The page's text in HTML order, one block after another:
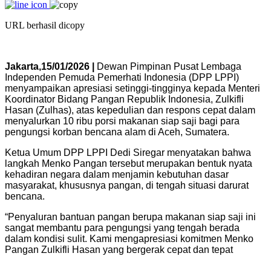
URL berhasil dicopy
Jakarta,15/01/2026 |
Dewan Pimpinan Pusat Lembaga
Independen Pemuda Pemerhati Indonesia (DPP LPPI)
menyampaikan apresiasi setinggi-tingginya kepada Menteri
Koordinator Bidang Pangan Republik Indonesia, Zulkifli
Hasan (Zulhas), atas kepedulian dan respons cepat dalam
menyalurkan 10 ribu porsi makanan siap saji bagi para
pengungsi korban bencana alam di Aceh, Sumatera.
Ketua Umum DPP LPPI Dedi Siregar menyatakan bahwa
langkah Menko Pangan tersebut merupakan bentuk nyata
kehadiran negara dalam menjamin kebutuhan dasar
masyarakat, khususnya pangan, di tengah situasi darurat
bencana.
“Penyaluran bantuan pangan berupa makanan siap saji ini
sangat membantu para pengungsi yang tengah berada
dalam kondisi sulit. Kami mengapresiasi komitmen Menko
Pangan Zulkifli Hasan yang bergerak cepat dan tepat